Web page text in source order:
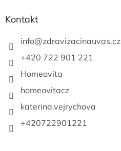
Kontakt
info@zdravizacinauvas.cz
+420 722 901 221
Homeovita
homeovitacz
katerina.vejrychova
+420722901221